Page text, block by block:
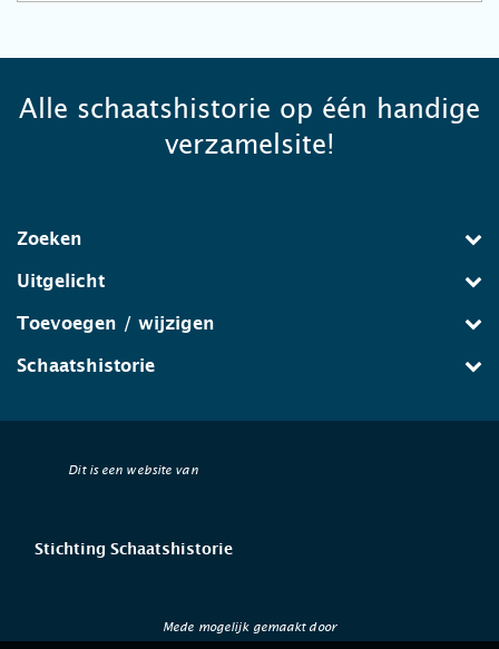
Alle schaatshistorie op één handige
verzamelsite!
Zoeken
Uitgelicht
Toevoegen / wijzigen
Schaatshistorie
Dit is een website van
Stichting Schaatshistorie
Mede mogelijk gemaakt door